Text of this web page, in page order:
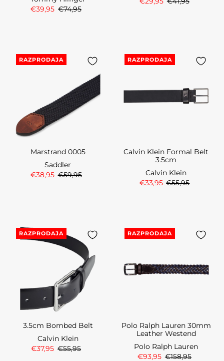
€39,95 €74,95
RAZPRODAJA
Marstrand 0005
Saddler
€38,95 €59,95
RAZPRODAJA
Calvin Klein Formal Belt
3.5cm
Calvin Klein
€33,95 €55,95
RAZPRODAJA
3.5cm Bombed Belt
Calvin Klein
€37,95 €55,95
RAZPRODAJA
Polo Ralph Lauren 30mm
Leather Westend
Polo Ralph Lauren
€93,95 €158,95